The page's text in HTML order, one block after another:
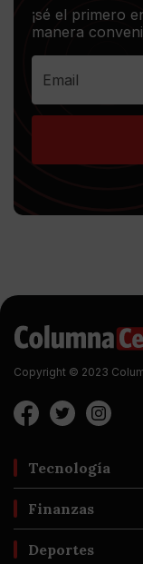
¡sé el primero
manera
Copyright © 2023
Tecnología
Finanzas
Deportes